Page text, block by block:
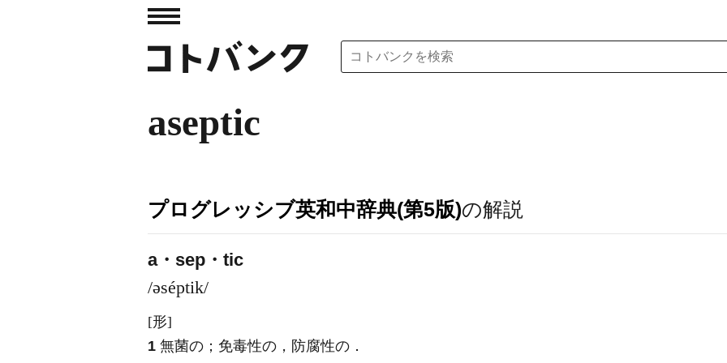
aseptic
プログレッシブ英和中辞典(第5版)の解説
a・sep・tic
/əséptik/
[形]
1 無菌の；免毒性の，防腐性の ．